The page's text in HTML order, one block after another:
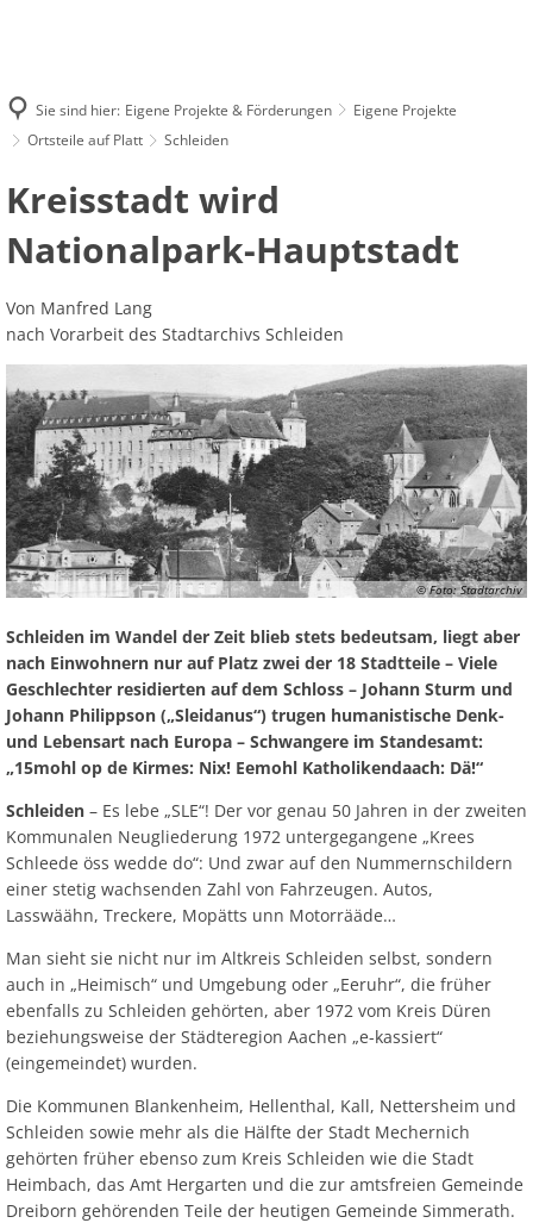
Sie sind hier: Eigene Projekte & Förderungen
Eigene Projekte
Ortsteile auf Platt
Schleiden
Schleiden
Kreisstadt wird
Nationalpark-Hauptstadt
Von Manfred Lang
nach Vorarbeit des Stadtarchivs Schleiden
© Foto: Stadtarchiv
Schleiden im Wandel der Zeit blieb stets bedeutsam, liegt aber
nach Einwohnern nur auf Platz zwei der 18 Stadtteile – Viele
Geschlechter residierten auf dem Schloss – Johann Sturm und
Johann Philippson („Sleidanus“) trugen humanistische Denk-
und Lebensart nach Europa – Schwangere im Standesamt:
„15mohl op de Kirmes: Nix! Eemohl Katholikendaach: Dä!“
Schleiden – Es lebe „SLE“! Der vor genau 50 Jahren in der zweiten
Kommunalen Neugliederung 1972 untergegangene „Krees
Schleede öss wedde do“: Und zwar auf den Nummernschildern
einer stetig wachsenden Zahl von Fahrzeugen. Autos,
Lasswäähn, Treckere, Mopätts unn Motorrääde…
Man sieht sie nicht nur im Altkreis Schleiden selbst, sondern
auch in „Heimisch“ und Umgebung oder „Eeruhr“, die früher
ebenfalls zu Schleiden gehörten, aber 1972 vom Kreis Düren
beziehungsweise der Städteregion Aachen „e-kassiert“
(eingemeindet) wurden.
Die Kommunen Blankenheim, Hellenthal, Kall, Nettersheim und
Schleiden sowie mehr als die Hälfte der Stadt Mechernich
gehörten früher ebenso zum Kreis Schleiden wie die Stadt
Heimbach, das Amt Hergarten und die zur amtsfreien Gemeinde
Dreiborn gehörenden Teile der heutigen Gemeinde Simmerath.